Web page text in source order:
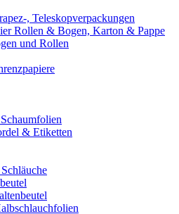
, Teleskopverpackungen
Rollen & Bogen, Karton & Pappe
und Rollen
& Etiketten